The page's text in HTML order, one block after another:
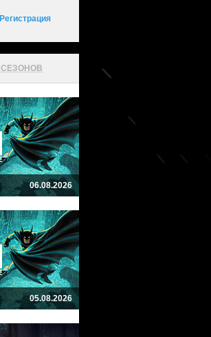
Регистрация
СЕЗОНОВ
06.08.2026
05.08.2026